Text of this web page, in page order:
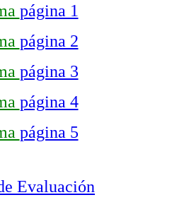
página 1
página 2
página 3
página 4
página 5
Evaluación